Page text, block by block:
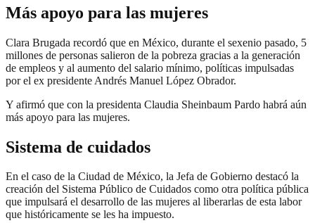
Más apoyo para las mujeres
Clara Brugada recordó que en México, durante el sexenio pasado, 5
millones de personas salieron de la pobreza gracias a la generación
de empleos y al aumento del salario mínimo, políticas impulsadas
por el ex presidente Andrés Manuel López Obrador.
Y afirmó que con la presidenta Claudia Sheinbaum Pardo habrá aún
más apoyo para las mujeres.
Sistema de cuidados
En el caso de la Ciudad de México, la Jefa de Gobierno destacó la
creación del Sistema Público de Cuidados como otra política pública
que impulsará el desarrollo de las mujeres al liberarlas de esta labor
que históricamente se les ha impuesto.